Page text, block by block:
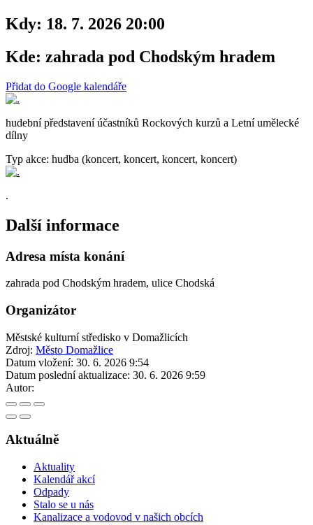
Kdy: 18. 7. 2026 20:00
Kde: zahrada pod Chodským hradem
Přidat do Google kalendáře
hudební představení účastníků Rockových kurzů a Letní umělecké
dílny
Typ akce: hudba (koncert, koncert, koncert, koncert)
.
Další informace
Adresa místa konání
zahrada pod Chodským hradem, ulice Chodská
Organizátor
Městské kulturní středisko v Domažlicích
Zdroj: Město Domažlice
Datum vložení: 30. 6. 2026 9:54
Datum poslední aktualizace: 30. 6. 2026 9:59
Autor:
Aktuálně
Aktuality
Kalendář akcí
Odpady
Stalo se u nás
Kanalizace a vodovod v našich obcích